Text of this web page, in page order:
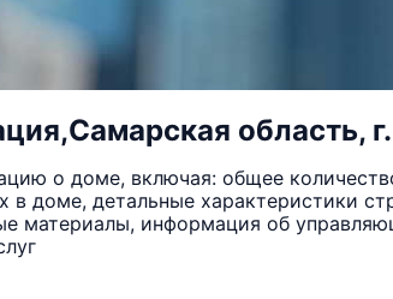
область,
о доме, включая: общее
доме, детальные характеристики
материалы, информация об